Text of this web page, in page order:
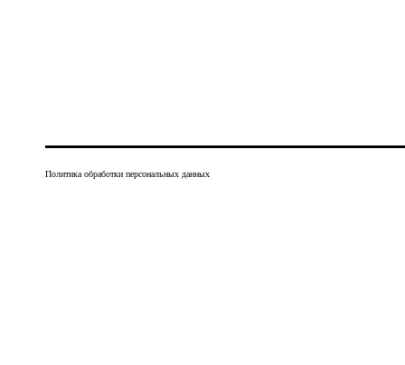
Политика обработки персональных данных